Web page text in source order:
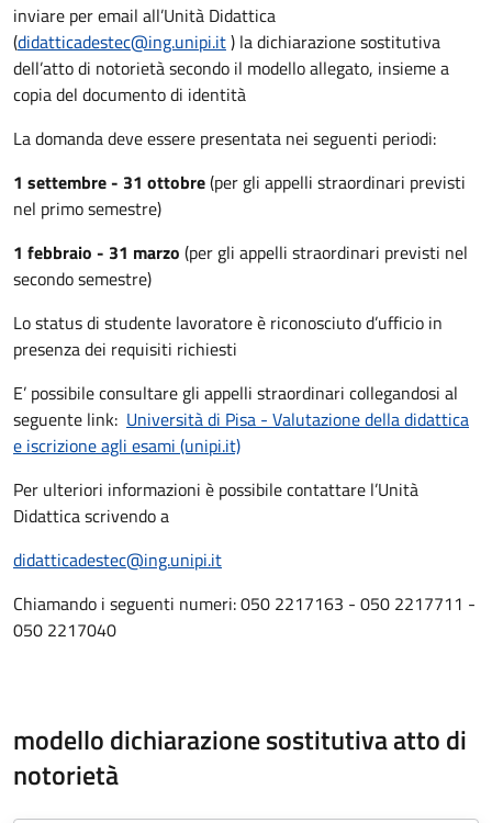
inviare per email all’Unità Didattica
(didatticadestec@ing.unipi.it) la dichiarazione sostitutiva
dell’atto di notorietà secondo il modello allegato, insieme a
copia del documento di identità
La domanda deve essere presentata nei seguenti periodi:
1 settembre - 31 ottobre(per gli appelli straordinari previsti
nel primo semestre)
1 febbraio - 31 marzo (per gli appelli straordinari previsti nel
secondo semestre)
Lo status di studente lavoratore è riconosciuto d’ufficio in
presenza dei requisiti richiesti
E’ possibile consultare gli appelli straordinari collegandosi al
seguente link: Università di Pisa - Valutazione della didattica
e iscrizione agli esami (unipi.it)
Per ulteriori informazioni è possibile contattare l’Unità
Didattica scrivendo a
didatticadestec@ing.unipi.it
Chiamando i seguenti numeri: 050 2217163 - 050 2217711 -
050 2217040
modello dichiarazione sostitutiva atto di
notorietà